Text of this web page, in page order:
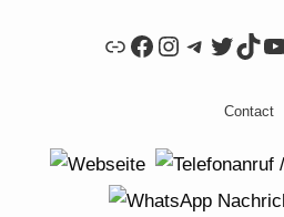
LinkFacebook
Instagram
Contact